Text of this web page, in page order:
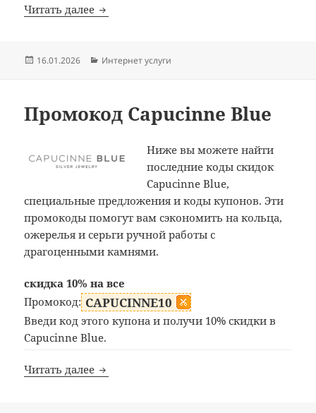
Читать далее Промокод Elementor
Опубликовано
16.01.2026 Рубрики
Интернет услуги
Промокод Capucinne Blue
Ниже вы можете найти
последние коды скидок
Capucinne Blue,
специальные предложения и коды купонов. Эти
промокоды помогут вам сэкономить на кольца,
ожерелья и серьги ручной работы с
драгоценными камнями.
скидка 10% на все
Промокод: CAPUCINNE10
Введи код этого купона и получи 10% скидки в
Capucinne Blue.
Читать далее Промокод Capucinne Blue